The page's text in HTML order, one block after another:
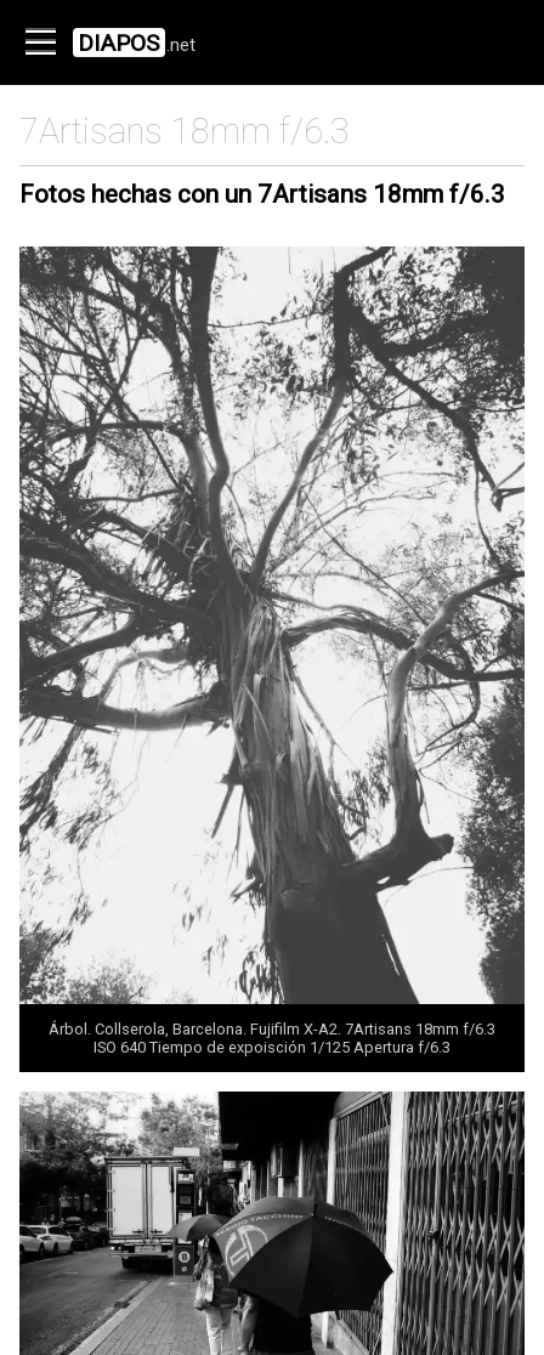
DIAPOS .net
7Artisans 18mm f/6.3
Fotos hechas con un 7Artisans 18mm f/6.3
Árbol. Collserola, Barcelona. Fujifilm X-A2. 7Artisans 18mm f/6.3
ISO 640 Tiempo de expoisción 1/125 Apertura f/6.3